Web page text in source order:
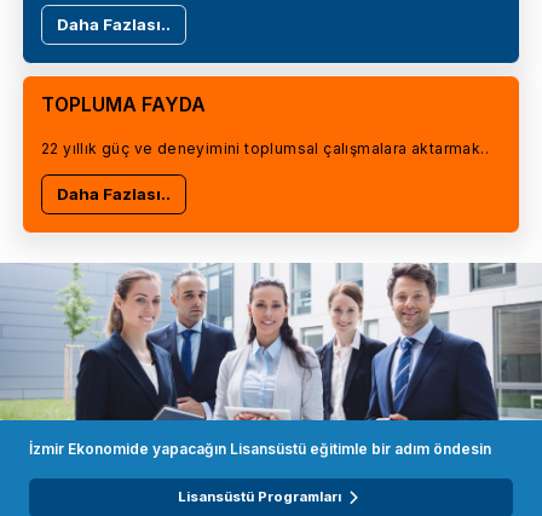
Daha Fazlası..
TOPLUMA FAYDA
22 yıllık güç ve deneyimini toplumsal çalışmalara aktarmak..
Daha Fazlası..
İzmir Ekonomide yapacağın Lisansüstü eğitimle bir adım öndesin
Lisansüstü Programları